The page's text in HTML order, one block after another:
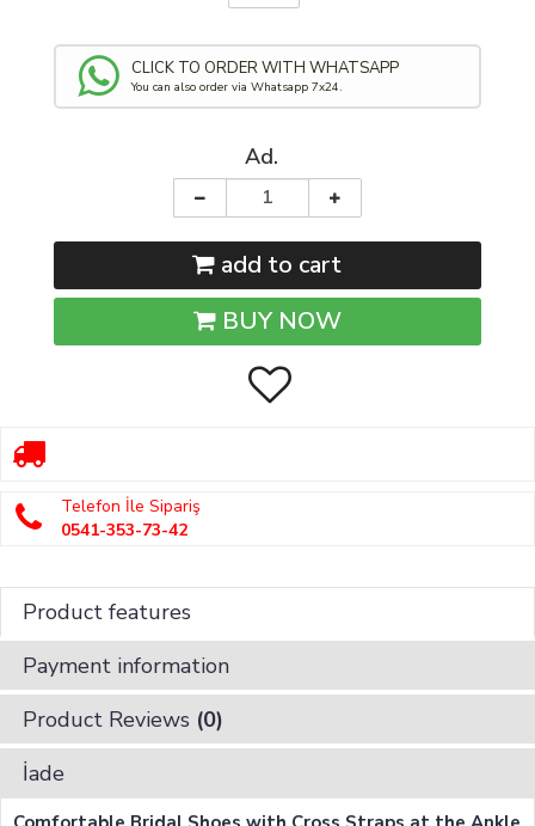
CLICK TO ORDER WITH WHATSAPP
You can also order via Whatsapp 7x24.
Ad.
add to cart
BUY NOW
Telefon İle Sipariş
0541-353-73-42
Product features
Payment information
Product Reviews (0)
İade